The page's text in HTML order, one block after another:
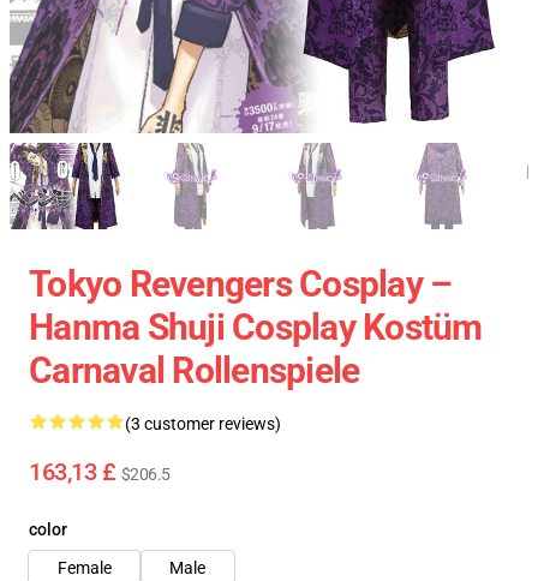
Tokyo Revengers Cosplay –
Hanma Shuji Cosplay Kostüm
Carnaval Rollenspiele
(3 customer reviews)
163,13 £ $206.5
color
Female
Male